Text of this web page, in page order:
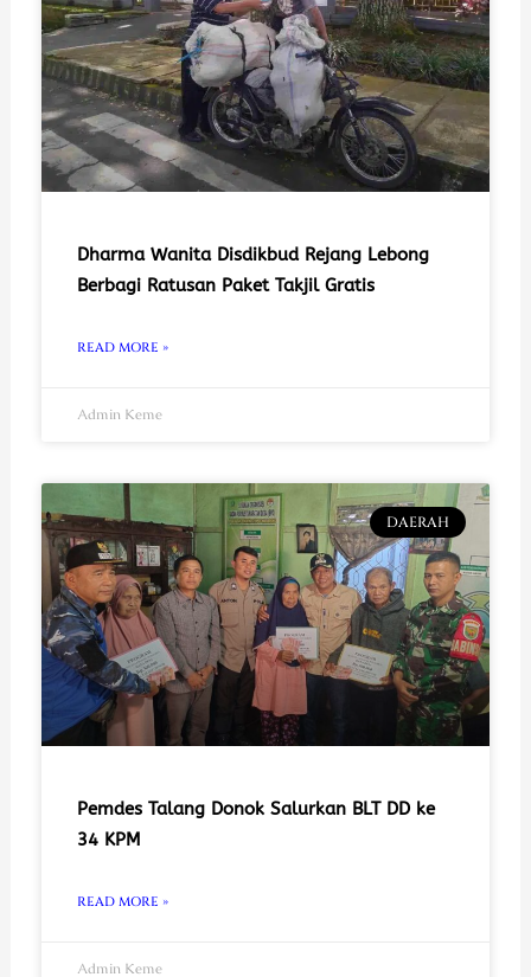
Dharma Wanita Disdikbud Rejang Lebong
Berbagi Ratusan Paket Takjil Gratis
READ MORE »
Admin Keme
DAERAH
Pemdes Talang Donok Salurkan BLT DD ke
34 KPM
READ MORE »
Admin Keme